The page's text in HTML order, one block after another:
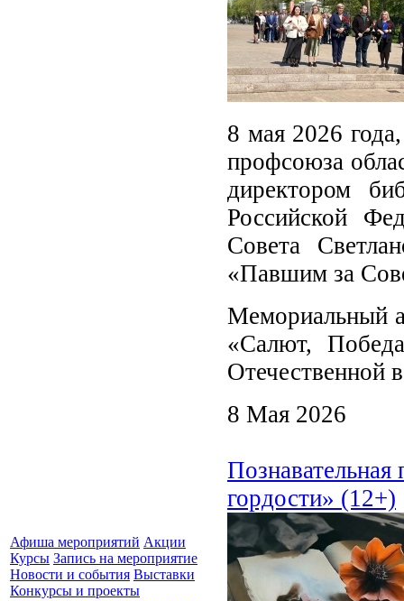
Афиша мероприятий Акции
Курсы Запись на мероприятие
Новости и события Выставки
Конкурсы и проекты
8 мая 2026
профсоюза
директором
Российской
Совета
«Павшим за
Мемориальный
«Салют,
Отечественной
8 Мая 2026
гордости» (12+)